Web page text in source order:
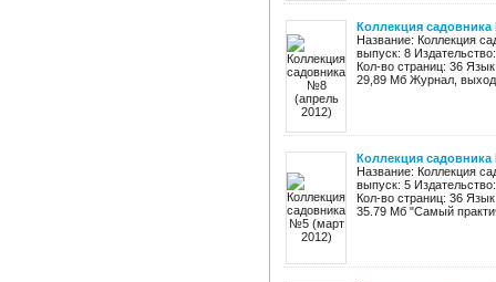
Коллекция
Название: Коллекция
выпуск: 8
Кол-во страниц: 36
29,89 Мб Журнал,
Коллекция
Название: Коллекция
выпуск: 5
Кол-во страниц: 36
35.79 Мб "Самый